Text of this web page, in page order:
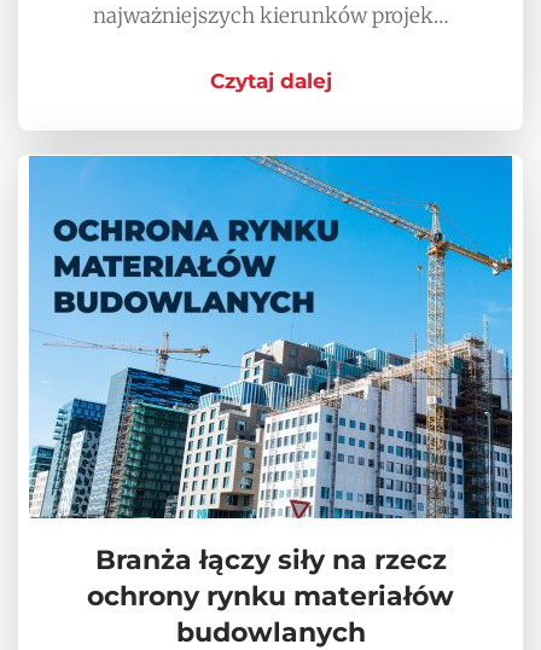
najważniejszych kierunków projek…
Czytaj dalej
Branża łączy siły na rzecz
ochrony rynku materiałów
budowlanych